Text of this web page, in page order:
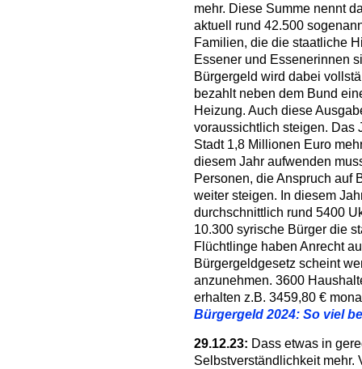
mehr. Diese Summe nennt
aktuell rund 42.500
Familien, die die staatliche
Essener und Essenerinnen
Bürgergeld wird dabei
bezahlt neben dem Bund
Heizung. Auch diese
voraussichtlich steigen. Das
Stadt 1,8 Millionen Euro
diesem Jahr aufwenden
Personen, die Anspruch auf
weiter steigen. In diesem
durchschnittlich rund 5400
10.300 syrische Bürger die
Flüchtlinge haben Anrecht
Bürgergeldgesetz scheint
anzunehmen. 3600
erhalten z.B. 3459,80 €
Bürgergeld 2024: So viel
29.12.23: Dass etwas in
Selbstverständlichkeit